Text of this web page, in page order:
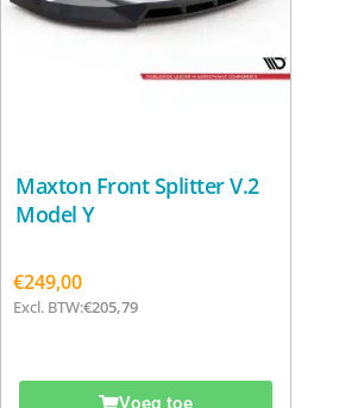
Maxton Front Splitter V.2
Model Y
€249,00
Excl. BTW:€205,79
Voeg toe